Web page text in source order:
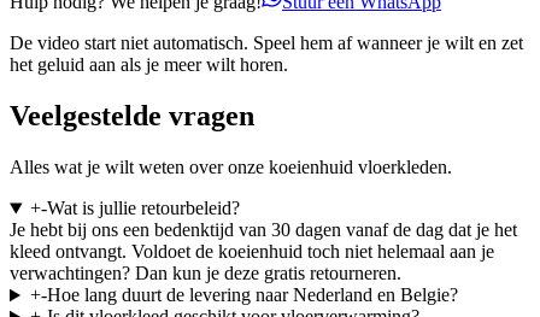
De video start niet automatisch. Speel hem af wanneer je wilt en zet
het geluid aan als je meer wilt horen.
Veelgestelde vragen
Alles wat je wilt weten over onze koeienhuid vloerkleden.
+-Wat is jullie retourbeleid?
Je hebt bij ons een bedenktijd van 30 dagen vanaf de dag dat je het
kleed ontvangt. Voldoet de koeienhuid toch niet helemaal aan je
verwachtingen? Dan kun je deze gratis retourneren.
+-Hoe lang duurt de levering naar Nederland en Belgie?